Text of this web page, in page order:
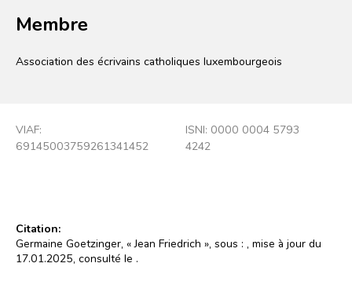
Membre
Association des écrivains catholiques luxembourgeois
VIAF:
69145003759261341452
ISNI: 0000 0004 5793
4242
Citation:
Germaine Goetzinger, « Jean Friedrich », sous : , mise à jour du
17.01.2025, consulté le .